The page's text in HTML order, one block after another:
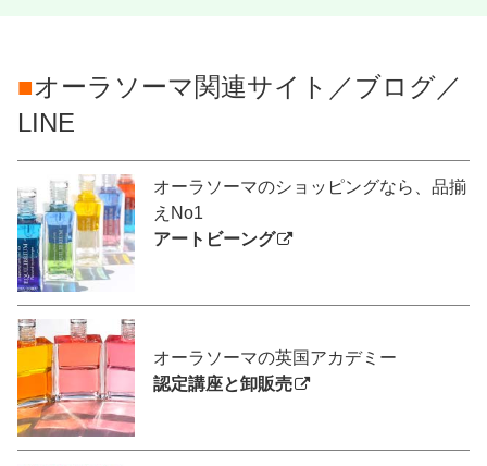
■オーラソーマ関連サイト／ブログ／
LINE
オーラソーマのショッピングなら、品揃
えNo1
アートビーング
オーラソーマの英国アカデミー
認定講座と卸販売